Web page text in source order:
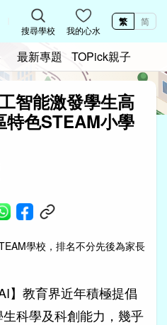
智能激發學生高
色STEAM小學
學校，排名不分先後為家長
】教育界近年積極提倡
科學及科創能力，幾乎
搜尋學校 我的心水
繁 简
最新專題 TOPick親子